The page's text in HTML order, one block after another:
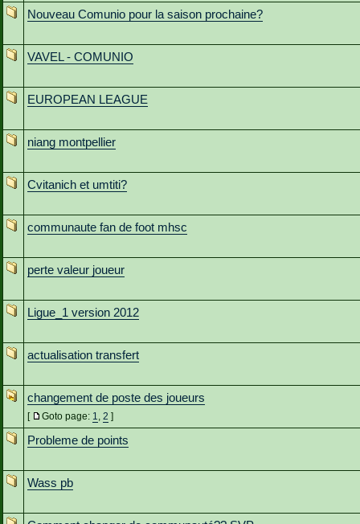
Nouveau Comunio pour la saison prochaine?
VAVEL - COMUNIO
EUROPEAN LEAGUE
niang montpellier
Cvitanich et umtiti?
communaute fan de foot mhsc
perte valeur joueur
Ligue_1 version 2012
actualisation transfert
changement de poste des joueurs
[ Goto page: 1, 2 ]
Probleme de points
Wass pb